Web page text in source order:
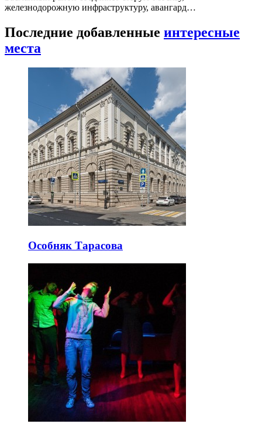
железнодорожную инфраструктуру, авангард…
Последние добавленные интересные
места
Особняк Тарасова